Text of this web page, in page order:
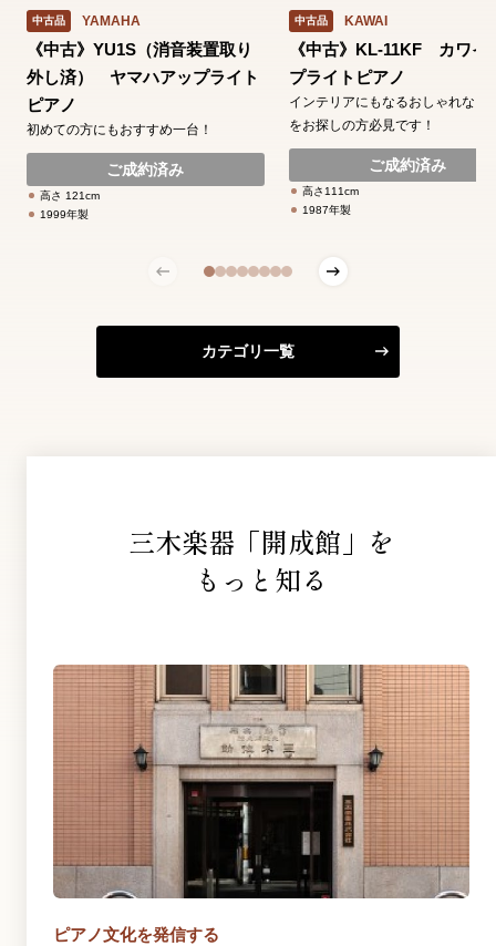
中古品 YAMAHA
《中古》YU1S（消音装置取り
外し済） ヤマハアップライト
ピアノ
初めての方にもおすすめ一台！
ご成約済み
高さ 121cm
1999年製
中古品 KAWAI
《中古》KL-11KF カワイ
プライトピアノ
インテリアにもなるおしゃれなピ
をお探しの方必見です！
ご成約済み
高さ111cm
1987年製
カテゴリ一覧
三木楽器「開成館」を
もっと知る
ピアノ文化を発信する